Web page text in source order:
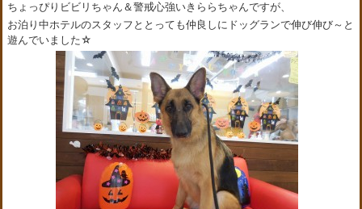
ちょっぴりビビリちゃん＆警戒心強いきららちゃんですが、
お泊り中ホテルのスタッフととっても仲良しにドッグランで伸び伸び～と
遊んでいました☆